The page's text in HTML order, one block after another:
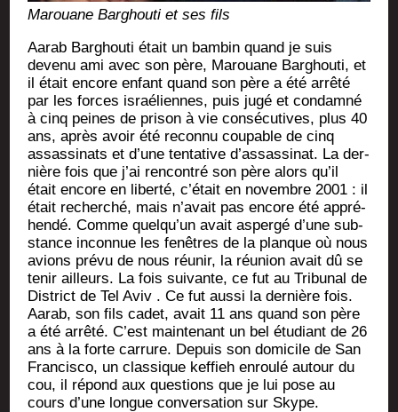
Marouane Bar­ghou­ti et ses fils
Aarab Bar­ghou­ti était un bam­bin quand je suis
deve­nu ami avec son père, Marouane Bar­ghou­ti, et
il était encore enfant quand son père a été arrê­té
par les forces israé­liennes, puis jugé et condam­né
à cinq peines de pri­son à vie consé­cu­tives, plus 40
ans, après avoir été recon­nu cou­pable de cinq
assas­si­nats et d’une ten­ta­tive d’as­sas­si­nat. La der­
nière fois que j’ai ren­con­tré son père alors qu’il
était encore en liber­té, c’é­tait en novembre 2001 : il
était recher­ché, mais n’a­vait pas encore été appré­
hen­dé. Comme quel­qu’un avait asper­gé d’une sub­
stance incon­nue les fenêtres de la planque où nous
avions pré­vu de nous réunir, la réunion avait dû se
tenir ailleurs. La fois sui­vante, ce fut au Tri­bu­nal de
Dis­trict de Tel Aviv . Ce fut aus­si la der­nière fois.
Aarab, son fils cadet, avait 11 ans quand son père
a été arrê­té. C’est main­te­nant un bel étu­diant de 26
ans à la forte car­rure. Depuis son domi­cile de San
Fran­cis­co, un clas­sique kef­fieh enrou­lé autour du
cou, il répond aux ques­tions que je lui pose au
cours d’une longue conver­sa­tion sur Skype.